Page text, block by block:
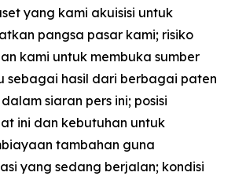
yang kami akuisisi untuk
pangsa pasar kami; risiko
kami untuk membuka sumber
sebagai hasil dari berbagai paten
siaran pers ini; posisi
ini dan kebutuhan untuk
tambahan guna
yang sedang berjalan; kondisi